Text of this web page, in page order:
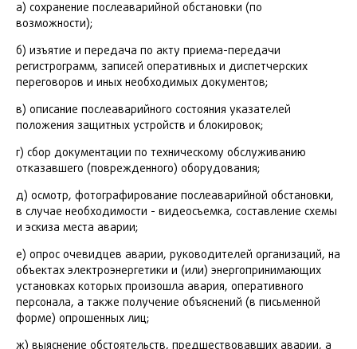
а) сохранение послеаварийной обстановки (по
возможности);
б) изъятие и передача по акту приема-передачи
регистрограмм, записей оперативных и диспетчерских
переговоров и иных необходимых документов;
в) описание послеаварийного состояния указателей
положения защитных устройств и блокировок;
г) сбор документации по техническому обслуживанию
отказавшего (поврежденного) оборудования;
д) осмотр, фотографирование послеаварийной обстановки,
в случае необходимости - видеосъемка, составление схемы
и эскиза места аварии;
е) опрос очевидцев аварии, руководителей организаций, на
объектах электроэнергетики и (или) энергопринимающих
установках которых произошла авария, оперативного
персонала, а также получение объяснений (в письменной
форме) опрошенных лиц;
ж) выяснение обстоятельств, предшествовавших аварии, а